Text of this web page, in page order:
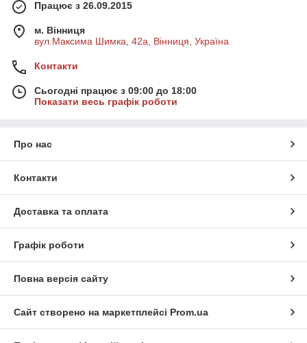
Працює з 26.09.2015
м. Вінниця
вул.Максима Шимка, 42а, Вінниця, Україна
Контакти
Сьогодні працює з 09:00 до 18:00
Показати весь графік роботи
Про нас
Контакти
Доставка та оплата
Графік роботи
Повна версія сайту
Сайт створено на маркетплейсі Prom.ua